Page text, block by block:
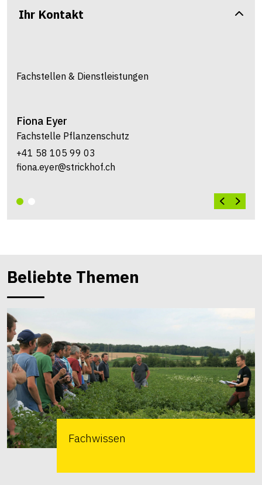
Ihr Kontakt
Fachstellen & Dienstleistungen
Fiona Eyer
Fachstelle Pflanzenschutz
+41 58 105 99 03
fiona.eyer@strickhof.ch
Beliebte Themen
Fachwissen